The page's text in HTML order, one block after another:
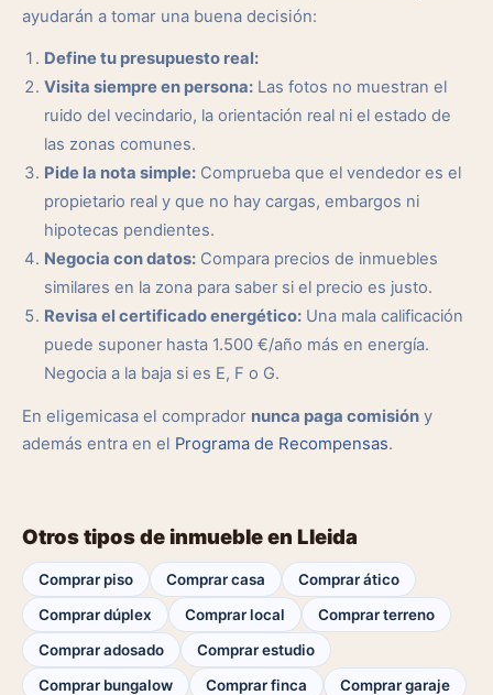
ayudarán a tomar una buena decisión:
Define tu presupuesto real:
Visita siempre en persona: Las fotos no muestran el
ruido del vecindario, la orientación real ni el estado de
las zonas comunes.
Pide la nota simple: Comprueba que el vendedor es el
propietario real y que no hay cargas, embargos ni
hipotecas pendientes.
Negocia con datos: Compara precios de inmuebles
similares en la zona para saber si el precio es justo.
Revisa el certificado energético: Una mala calificación
puede suponer hasta 1.500 €/año más en energía.
Negocia a la baja si es E, F o G.
En eligemicasa el comprador nunca paga comisión y
además entra en el Programa de Recompensas.
Otros tipos de inmueble en Lleida
Comprar piso Comprar casa
Comprar ático
Comprar dúplex
Comprar local
Comprar terreno
Comprar adosado
Comprar estudio
Comprar bungalow
Comprar finca
Comprar garaje